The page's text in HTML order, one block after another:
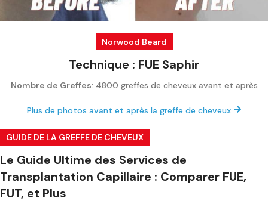
Norwood Beard
Technique : FUE Saphir
Nombre de Greffes: 4800 greffes de cheveux avant et après
Plus de photos avant et après la greffe de cheveux
GUIDE DE LA GREFFE DE CHEVEUX
Le Guide Ultime des Services de
Transplantation Capillaire : Comparer FUE,
FUT, et Plus